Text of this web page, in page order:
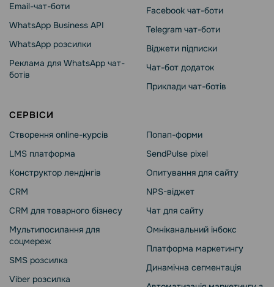
Email-чат-боти
WhatsApp Business API
WhatsApp розсилки
Реклама для WhatsApp чат-
ботів
Facebook чат-боти
Telegram чат-боти
Віджети підписки
Чат-бот додаток
Приклади чат-ботів
СЕРВІСИ
Створення online-курсів
LMS платформа
Конструктор лендінгів
CRM
CRM для товарного бізнесу
Мультипосилання для
соцмереж
SMS розсилка
Viber розсилка
Попап-форми
SendPulse pixel
Опитування для сайту
NPS-віджет
Чат для сайту
Омніканальний інбокс
Платформа маркетингу
Динамічна сегментація